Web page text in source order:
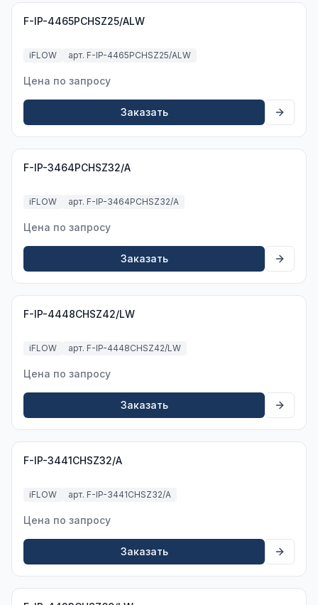
F-IP-4465PCHSZ25/ALW
iFLOW арт. F-IP-4465PCHSZ25/ALW
Цена по запросу
Заказать
F-IP-3464PCHSZ32/A
iFLOW арт. F-IP-3464PCHSZ32/A
Цена по запросу
Заказать
F-IP-4448CHSZ42/LW
iFLOW арт. F-IP-4448CHSZ42/LW
Цена по запросу
Заказать
F-IP-3441CHSZ32/A
iFLOW арт. F-IP-3441CHSZ32/A
Цена по запросу
Заказать